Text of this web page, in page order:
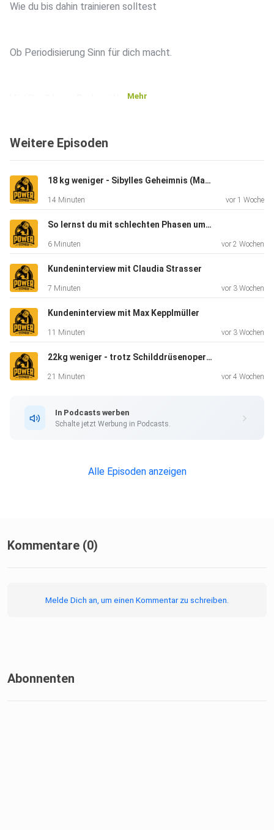
Wie du bis dahin trainieren solltest
Ob Periodisierung Sinn für dich macht.
Website: https://www.powerfitness.at/home
Instagram: Gabriel Reifinger
Facebook: Gabriel Reifinger
Music by: Joakim Karud
Mehr
Weitere Episoden
18 kg weniger - Sibylles Geheimnis (Mama wollte wieder fit für ihr Kind sein)
14 Minuten vor 1 Woche
So lernst du mit schlechten Phasen umzugehen (Musterbrechen)
6 Minuten vor 2 Wochen
Kundeninterview mit Claudia Strasser
7 Minuten vor 3 Wochen
Kundeninterview mit Max Kepplmüller
11 Minuten vor 3 Wochen
22kg weniger - trotz Schilddrüsenoperation (mit nur 2h pro Woche)
21 Minuten vor 4 Wochen
In Podcasts werben
Schalte jetzt Werbung in Podcasts.
Alle Episoden anzeigen
Kommentare (0)
Melde Dich an, um einen Kommentar zu schreiben.
Abonnenten